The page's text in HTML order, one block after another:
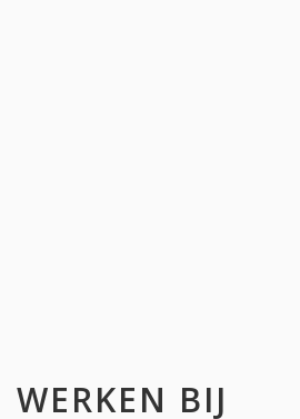
WERKEN BIJ